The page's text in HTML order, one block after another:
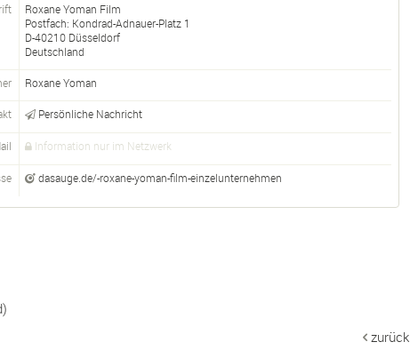
Roxane Yoman Film
Postfach: Kondrad-Adnauer-Platz 1
D-40210 Düsseldorf
Deutschland
Roxane Yoman
Persönliche Nachricht
Information nur im Netzwerk
dasauge.de/-roxane-yoman-film-einzelunternehmen
zurück